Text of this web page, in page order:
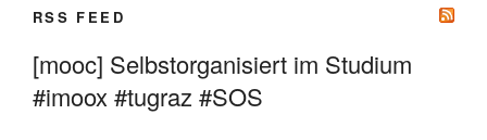
RSS FEED
[mooc] Selbstorganisiert im Studium
#imoox #tugraz #SOS